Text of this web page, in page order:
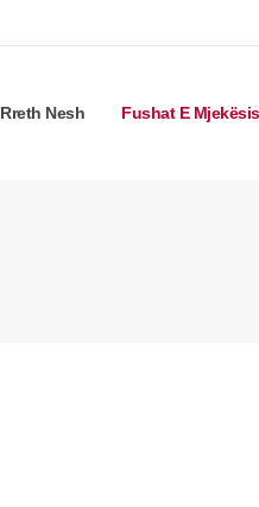
Rreth Nesh Fushat E